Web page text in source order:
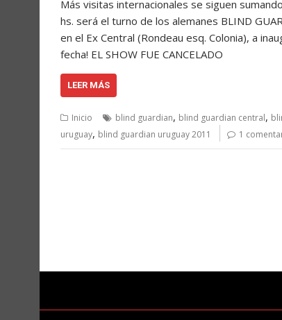
Más visitas internacionales se siguen
hs. será el turno de los alemanes BLIND
en el Ex Central (Rondeau esq. Colonia), a
fecha! EL SHOW FUE CANCELADO
LEER MÁS
Inicio blind guardian, blind guardian central,
uruguay, blind guardian uruguay 2011 1